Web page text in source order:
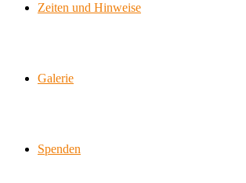
Zeiten und Hinweise
Galerie
Spenden